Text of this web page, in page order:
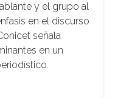
y el grupo al
en el discurso
señala
en un